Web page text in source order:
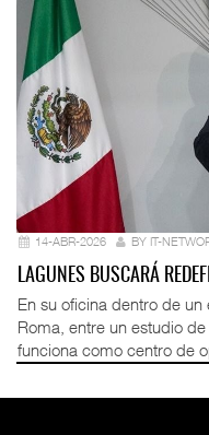
14-ABR-2026 BY IT-
LAGUNES BUSCARÁ
En su oficina dentro de
Roma, entre un estudio
funciona como centro de